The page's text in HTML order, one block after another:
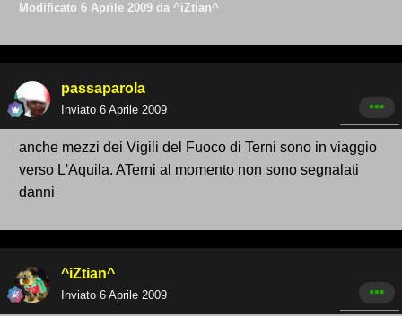
Modificato 6 Aprile 2009 da ^iZtian^
passaparola
Inviato 6 Aprile 2009
anche mezzi dei Vigili del Fuoco di Terni sono in viaggio
verso L'Aquila. ATerni al momento non sono segnalati
danni
^iZtian^
Inviato 6 Aprile 2009